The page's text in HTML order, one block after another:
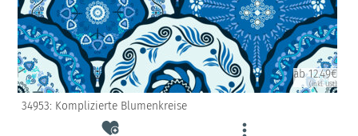
ab 12.49€
(inkl. USt)
34953: Komplizierte Blumenkreise